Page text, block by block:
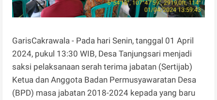
GarisCakrawala - Pada hari Senin, tanggal 01 April
2024, pukul 13:30 WIB, Desa Tanjungsari menjadi
saksi pelaksanaan serah terima jabatan (Sertijab)
Ketua dan Anggota Badan Permusyawaratan Desa
(BPD) masa jabatan 2018-2024 kepada yang baru